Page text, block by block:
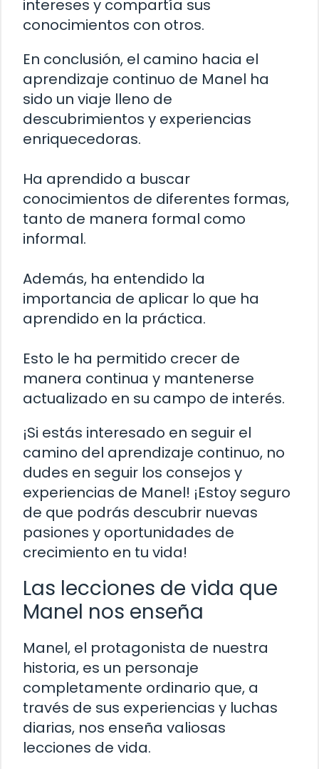
intereses y compartía sus
conocimientos con otros.
En conclusión, el camino hacia el
aprendizaje continuo de Manel ha
sido un viaje lleno de
descubrimientos y experiencias
enriquecedoras.
Ha aprendido a buscar
conocimientos de diferentes formas,
tanto de manera formal como
informal.
Además, ha entendido la
importancia de aplicar lo que ha
aprendido en la práctica.
Esto le ha permitido crecer de
manera continua y mantenerse
actualizado en su campo de interés.
¡Si estás interesado en seguir el
camino del aprendizaje continuo, no
dudes en seguir los consejos y
experiencias de Manel! ¡Estoy seguro
de que podrás descubrir nuevas
pasiones y oportunidades de
crecimiento en tu vida!
Las lecciones de vida que
Manel nos enseña
Manel, el protagonista de nuestra
historia, es un personaje
completamente ordinario que, a
través de sus experiencias y luchas
diarias, nos enseña valiosas
lecciones de vida.